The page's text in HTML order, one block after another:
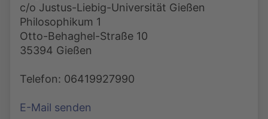
c/o Justus-Liebig-Universität Gießen
Philosophikum 1
Otto-Behaghel-Straße 10
35394 Gießen
Telefon: 06419927990
E-Mail senden